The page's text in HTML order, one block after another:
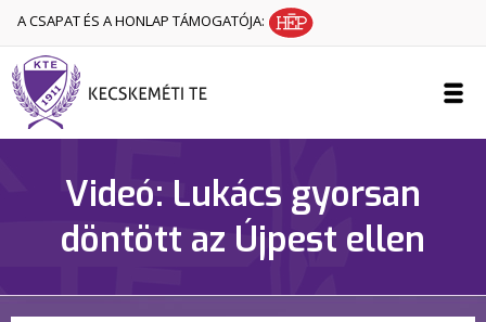
A CSAPAT ÉS A HONLAP TÁMOGATÓJA:
Videó: Lukács gyorsan
döntött az Újpest ellen